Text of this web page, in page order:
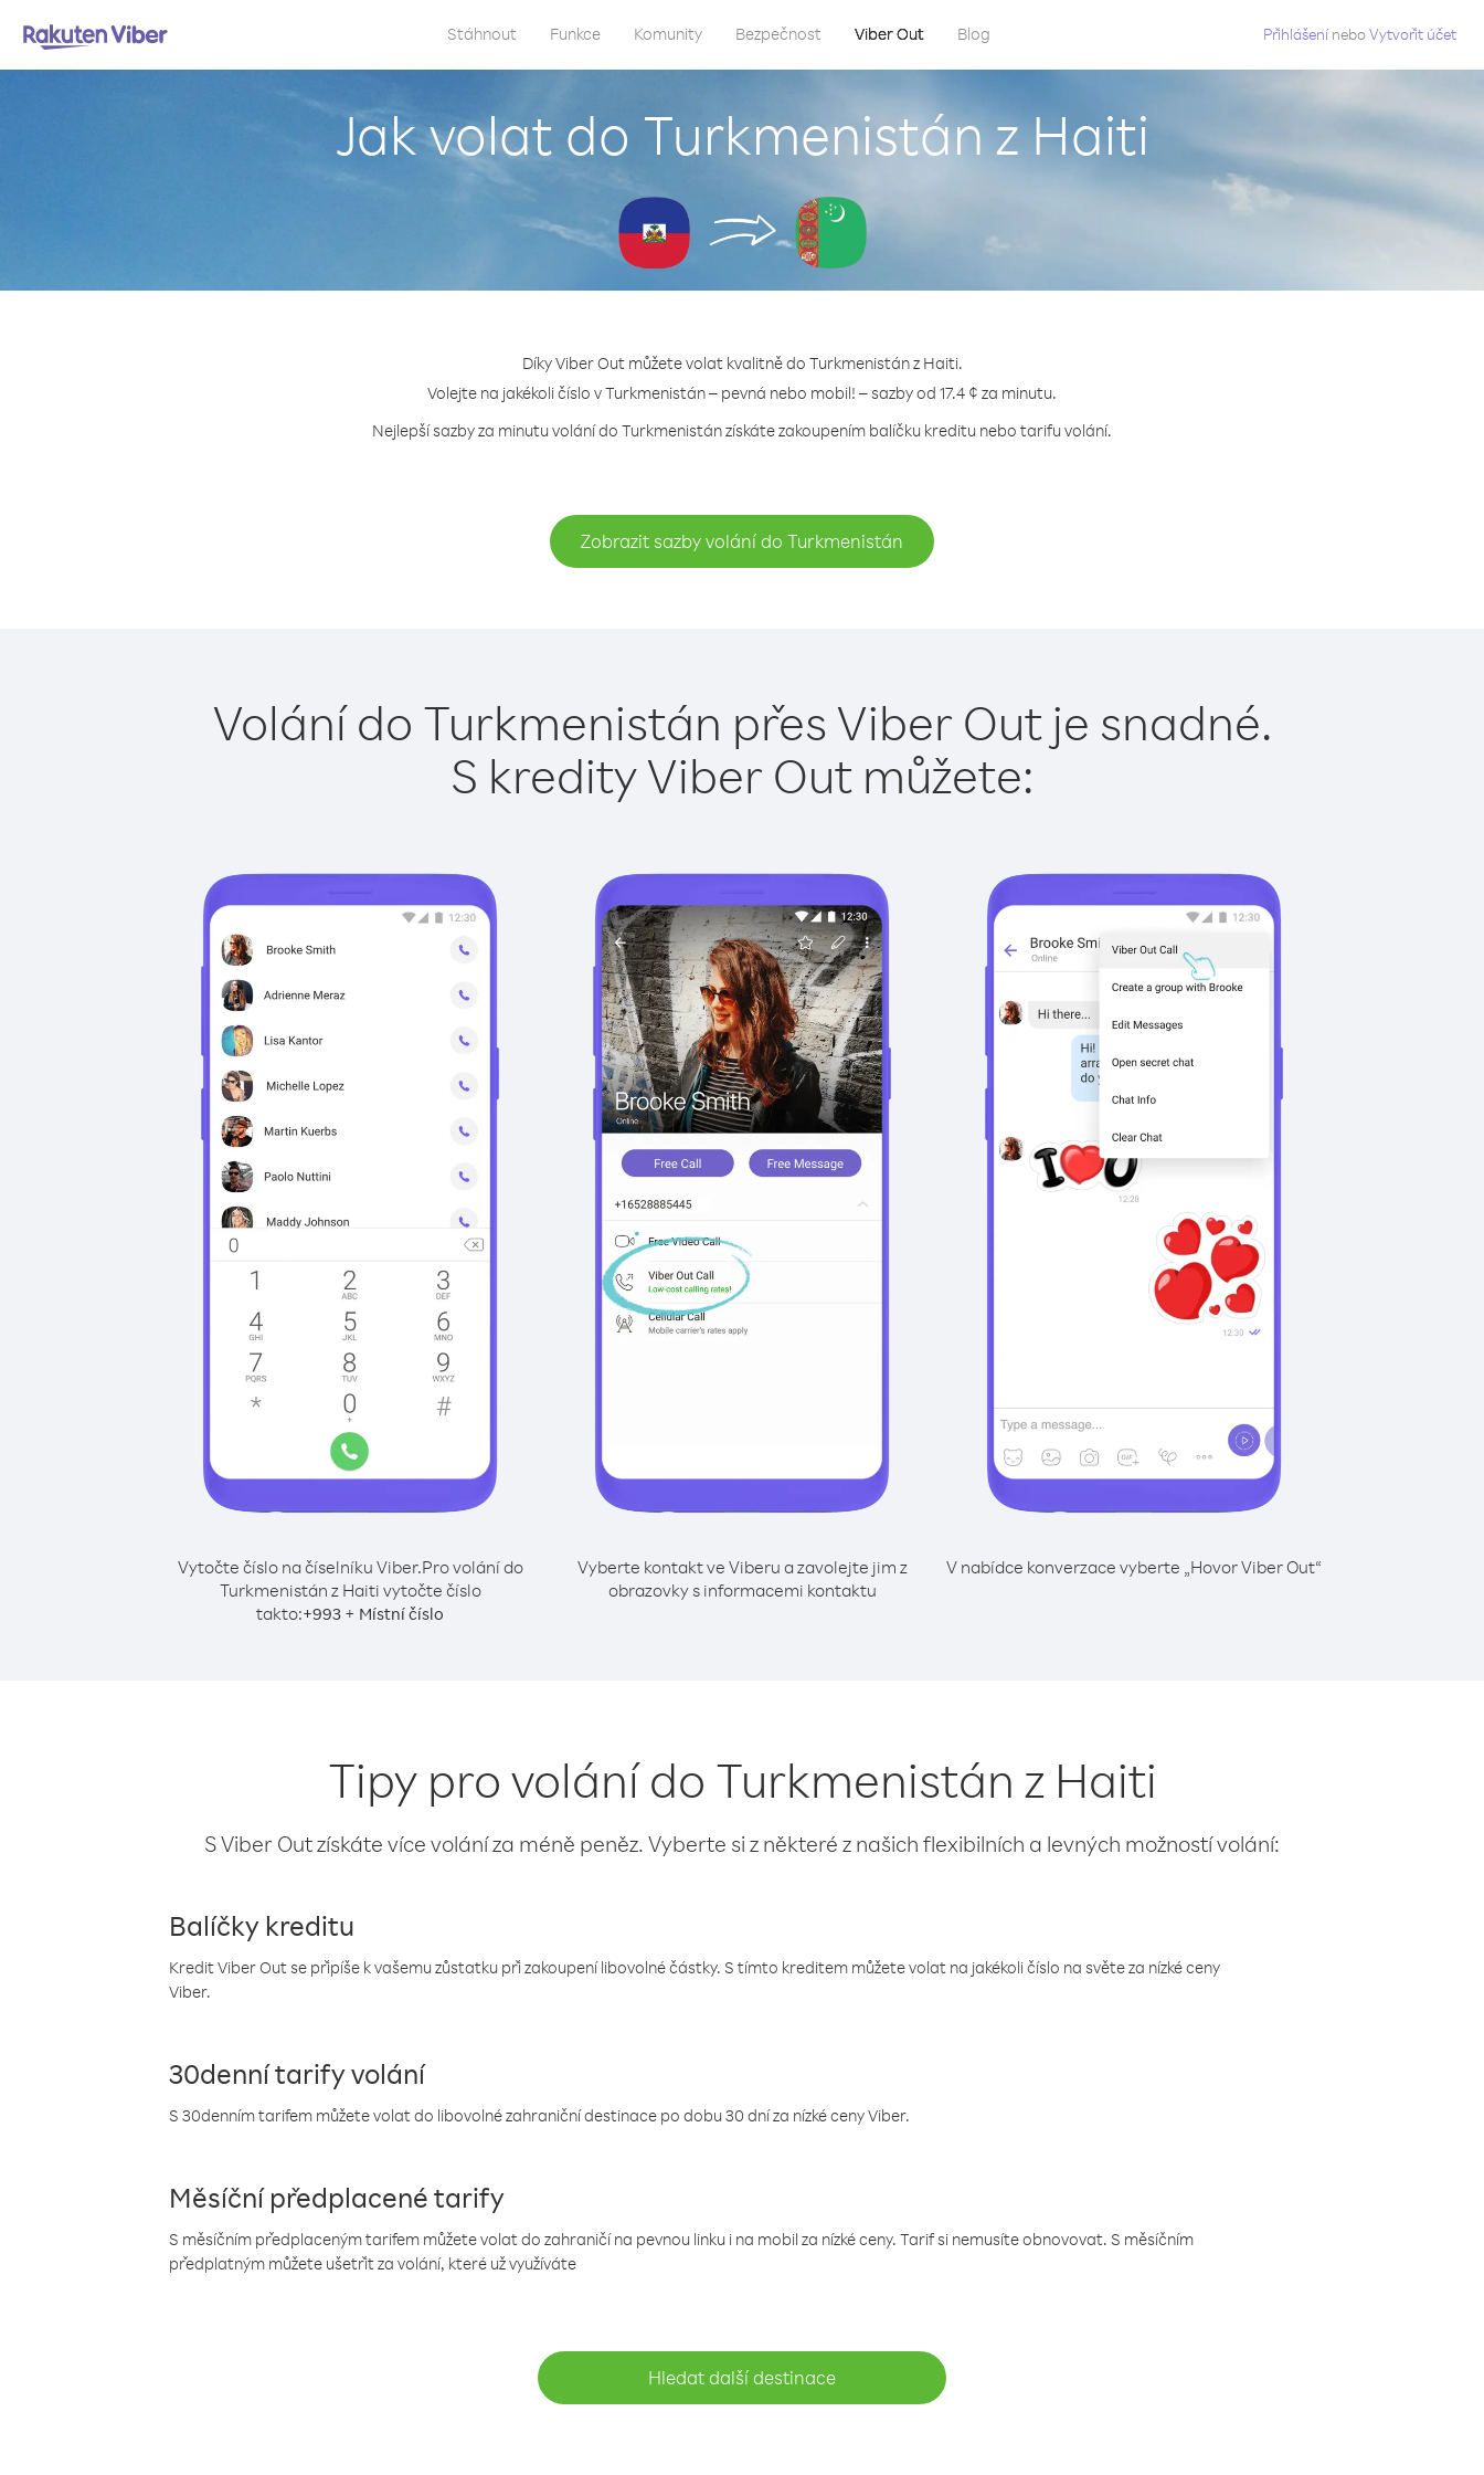
Stáhnout Funkce Komunity Bezpečnost Viber Out Blog Přihlášení neboVytvořit účet
Jak volat do Turkmenistán z Haiti
Díky Viber Out můžete volat kvalitně do Turkmenistán z Haiti.
Volejte na jakékoli číslo v Turkmenistán – pevná nebo mobil! – sazby od 17.4 ¢ za minutu.
Nejlepší sazby za minutu volání do Turkmenistán získáte zakoupením balíčku kreditu nebo tarifu volání.
Zobrazit sazby volání do Turkmenistán
Volání do Turkmenistán přes Viber Out je snadné.
S kredity Viber Out můžete:
Vytočte číslo na číselníku Viber.Pro volání do
Turkmenistán z Haiti vytočte číslo
takto:+993 + Místní číslo
Vyberte kontakt ve Viberu a zavolejte jim z
obrazovky s informacemi kontaktu
V nabídce konverzace vyberte „Hovor Viber Out“
Tipy pro volání do Turkmenistán z Haiti
S Viber Out získáte více volání za méně peněz. Vyberte si z některé z našich flexibilních a levných možností volání:
Balíčky kreditu
Kredit Viber Out se připíše k vašemu zůstatku při zakoupení libovolné částky. S tímto kreditem můžete volat na jakékoli číslo na světe za nízké ceny
Viber.
30denní tarify volání
S 30denním tarifem můžete volat do libovolné zahraniční destinace po dobu 30 dní za nízké ceny Viber.
Měsíční předplacené tarify
S měsíčním předplaceným tarifem můžete volat do zahraničí na pevnou linku i na mobil za nízké ceny. Tarif si nemusíte obnovovat. S měsíčním
předplatným můžete ušetřit za volání, které už využíváte
Hledat další destinace